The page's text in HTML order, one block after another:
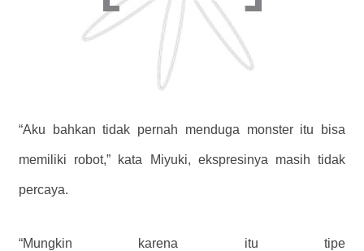
“Aku bahkan tidak pernah menduga monster itu bisa
memiliki robot,” kata Miyuki, ekspresinya masih tidak
percaya.
“Mungkin karena itu tipe